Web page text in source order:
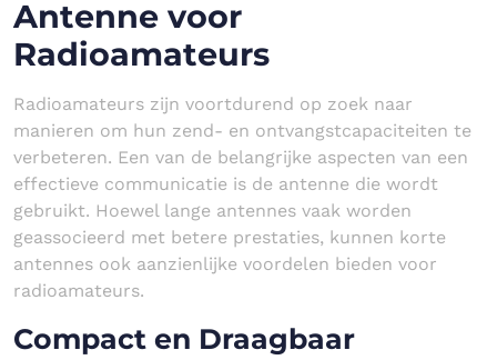
Antenne voor
Radioamateurs
Radioamateurs zijn voortdurend op zoek naar
manieren om hun zend- en ontvangstcapaciteiten te
verbeteren. Een van de belangrijke aspecten van een
effectieve communicatie is de antenne die wordt
gebruikt. Hoewel lange antennes vaak worden
geassocieerd met betere prestaties, kunnen korte
antennes ook aanzienlijke voordelen bieden voor
radioamateurs.
Compact en Draagbaar